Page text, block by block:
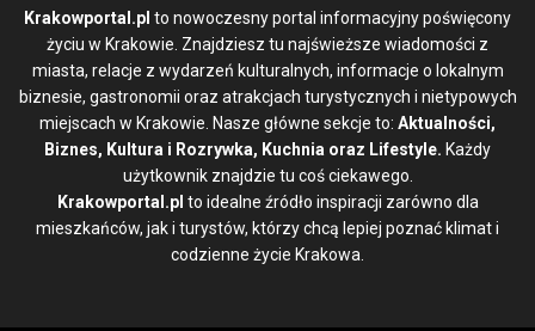
Krakowportal.pl to nowoczesny portal informacyjny poświęcony
życiu w Krakowie. Znajdziesz tu najświeższe wiadomości z
miasta, relacje z wydarzeń kulturalnych, informacje o lokalnym
biznesie, gastronomii oraz atrakcjach turystycznych i nietypowych
miejscach w Krakowie. Nasze główne sekcje to: Aktualności,
Biznes, Kultura i Rozrywka, Kuchnia oraz Lifestyle. Każdy
użytkownik znajdzie tu coś ciekawego.
Krakowportal.pl to idealne źródło inspiracji zarówno dla
mieszkańców, jak i turystów, którzy chcą lepiej poznać klimat i
codzienne życie Krakowa.